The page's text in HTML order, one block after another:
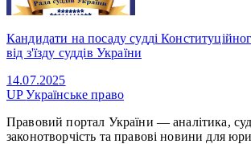
Кандидати на посаду судді
від з'їзду суддів України
14.07.2025
UPУкраїнське право
Правовий портал України — аналітика,
законотворчість та правові новини для